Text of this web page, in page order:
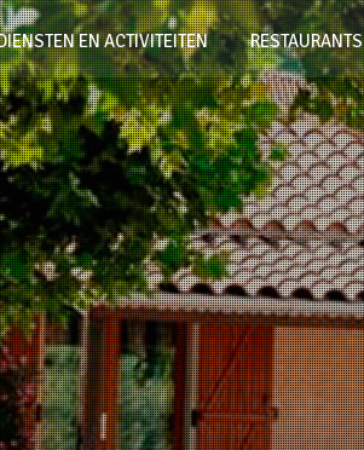
EN ACTIVITEITEN RESTAURANTS